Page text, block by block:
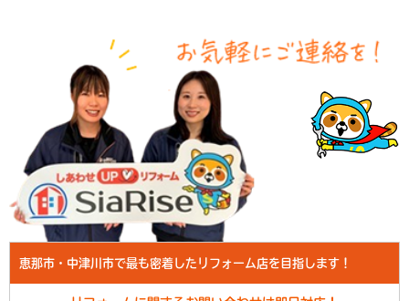
恵那市・中津川市で最も密着したリフォーム店を目指します！